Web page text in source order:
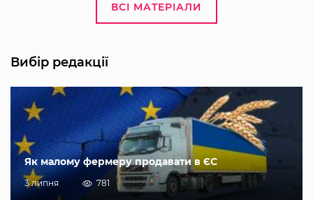
ВСІ МАТЕРІАЛИ
Вибір редакції
Як малому фермеру продавати в ЄС
3 липня 781